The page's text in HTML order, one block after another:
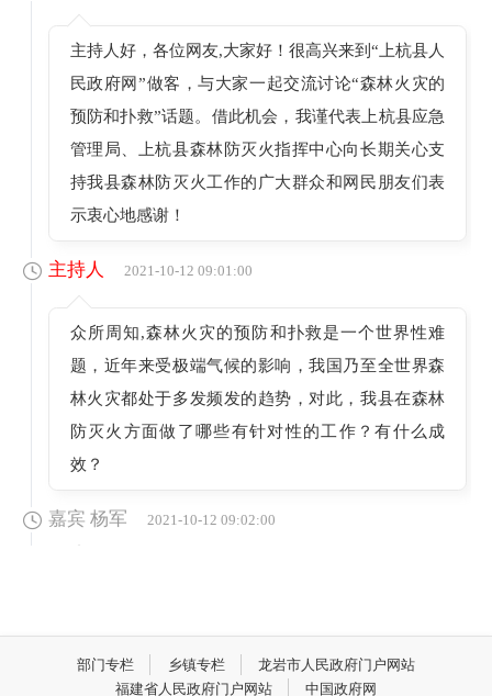
主持人好，各位网友,大家好！很高兴来到“上杭县人
民政府网”做客，与大家一起交流讨论“森林火灾的
预防和扑救”话题。借此机会，我谨代表上杭县应急
管理局、上杭县森林防灭火指挥中心向长期关心支
持我县森林防灭火工作的广大群众和网民朋友们表
示衷心地感谢！
主持人 2021-10-12 09:01:00
众所周知,森林火灾的预防和扑救是一个世界性难
题，近年来受极端气候的影响，我国乃至全世界森
林火灾都处于多发频发的趋势，对此，我县在森林
防灭火方面做了哪些有针对性的工作？有什么成
效？
嘉宾 杨军 2021-10-12 09:02:00
灾。针对这些情况，近年来我县在森林防灭火工作
部门专栏 乡镇专栏
龙岩市人民政府门户网站
福建省人民政府门户网站
中国政府网